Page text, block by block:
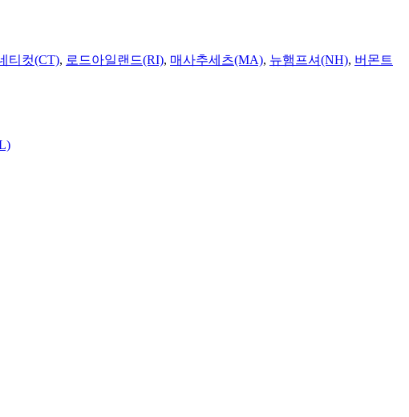
티컷(CT), 로드아일랜드(RI), 매사추세츠(MA), 뉴햄프셔(NH), 버몬트